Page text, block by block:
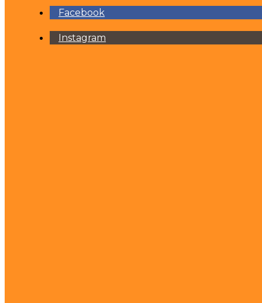
Facebook
Instagram